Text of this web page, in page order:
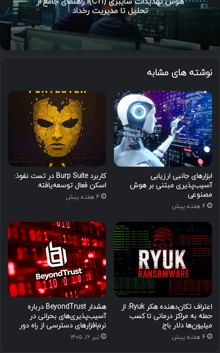
مدل الماس در تحلیل نفوذ
نوشته های مشابه
ابزارهای جانبی ارزیابی
آسیب‌پذیری مبتنی بر هوش
مصنوعی
4 هفته پیش
کاربرد Burp Suite در تست نفوذ:
اسکن فعال توسعه‌یافته
4 هفته پیش
اعتراف تکان‌دهنده هکر Ryuk: از
حمله به مراکز درمانی تا کسب
میلیون‌ها دلار باج
4 هفته پیش
هشدار BeyondTrust درباره
آسیب‌پذیری‌های بحرانی در
نرم‌افزارهای دسترسی از راه دور
تیر ۱۶, ۱۴۰۵